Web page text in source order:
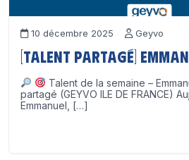
10 décembre 2025 Geyvo
[Talent partagé]
Talent de la semaine –
partagé (GEYVO ILE DE FRANCE)
Emmanuel, […]